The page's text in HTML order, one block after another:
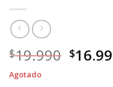
$19.990 El
$
Agotado